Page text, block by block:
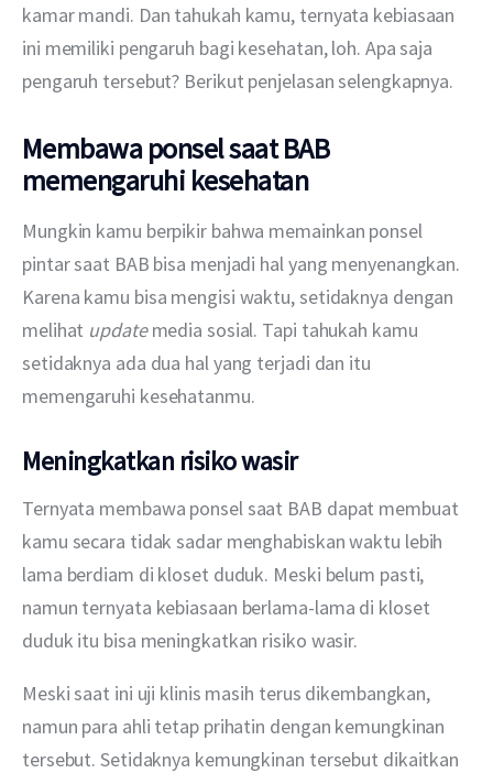
kamar mandi. Dan tahukah kamu, ternyata kebiasaan
ini memiliki pengaruh bagi kesehatan, loh. Apa saja
pengaruh tersebut? Berikut penjelasan selengkapnya.
Membawa ponsel saat BAB
memengaruhi kesehatan
Mungkin kamu berpikir bahwa memainkan ponsel
pintar saat BAB bisa menjadi hal yang menyenangkan.
Karena kamu bisa mengisi waktu, setidaknya dengan
melihat update media sosial. Tapi tahukah kamu
setidaknya ada dua hal yang terjadi dan itu
memengaruhi kesehatanmu.
Meningkatkan risiko wasir
Ternyata membawa ponsel saat BAB dapat membuat
kamu secara tidak sadar menghabiskan waktu lebih
lama berdiam di kloset duduk. Meski belum pasti,
namun ternyata kebiasaan berlama-lama di kloset
duduk itu bisa meningkatkan risiko wasir.
Meski saat ini uji klinis masih terus dikembangkan,
namun para ahli tetap prihatin dengan kemungkinan
tersebut. Setidaknya kemungkinan tersebut dikaitkan